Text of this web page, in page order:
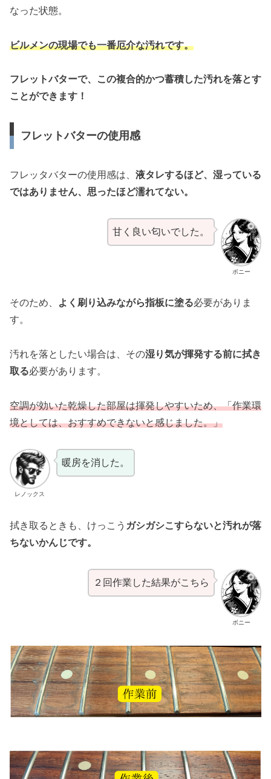
なった状態。
ビルメンの現場でも一番厄介な汚れです。
フレットバターで、この複合的かつ蓄積した汚れを落とす
ことができます！
フレットバターの使用感
フレッタバターの使用感は、 液タレするほど、湿っている
ではありません、思ったほど濡れてない。
ボニー
甘く良い匂いでした。
そのため、 よく刷り込みながら指板に塗る必要がありま
す。
汚れを落としたい場合は、その湿り気が揮発する前に拭き
取る必要があります。
空調が効いた乾燥した部屋は揮発しやすいため、「作業環
境としては、おすすめできないと感じました。」
レノックス
暖房を消した。
拭き取るときも、けっこう ガシガシこすらないと汚れが落
ちないかんじです。
ボニー
２回作業した結果がこちら